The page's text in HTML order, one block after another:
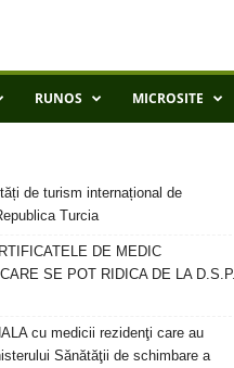
RUNOS MICROSITE
de turism internațional de
Turcia
DE MEDIC
SE POT RIDICA DE LA D.S.P.
cu medicii rezidenţi care au
Sănătăţii de schimbare a